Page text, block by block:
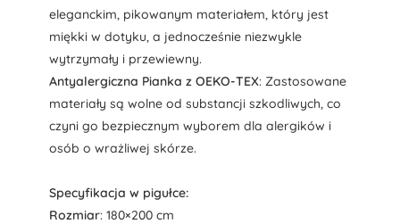
eleganckim, pikowanym materiałem, który jest
miękki w dotyku, a jednocześnie niezwykle
wytrzymały i przewiewny.
Antyalergiczna Pianka z OEKO-TEX: Zastosowane
materiały są wolne od substancji szkodliwych, co
czyni go bezpiecznym wyborem dla alergików i
osób o wrażliwej skórze.
Specyfikacja w pigułce:
Rozmiar: 180×200 cm